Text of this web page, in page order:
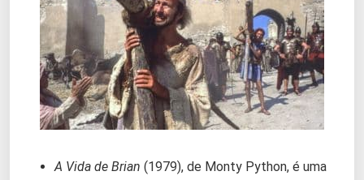
A Vida de Brian (1979), de Monty Python, é uma